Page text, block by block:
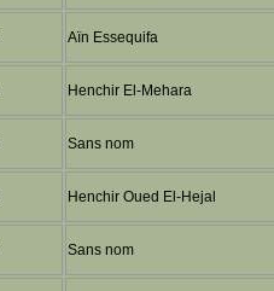
Aïn Essequifa
Henchir El-Mehara
Sans nom
Henchir Oued El-Hejal
Sans nom